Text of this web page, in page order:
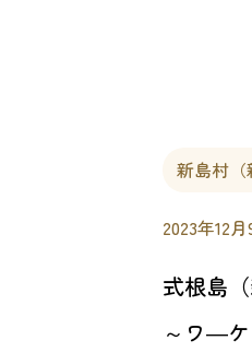
新島村（
2023年12
式根島
～ワ―